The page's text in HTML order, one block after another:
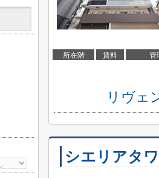
所在階 賃料 管
リヴェ
シエリアタ